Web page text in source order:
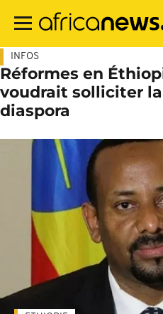
contenu
INFOS
Réformes en
voudrait solliciter
diaspora